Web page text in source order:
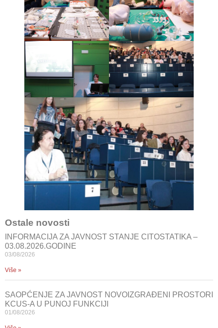
Ostale novosti
INFORMACIJA ZA JAVNOST STANJE CITOSTATIKA –
03.08.2026.GODINE
03/08/2026
Više »
SAOPĆENJE ZA JAVNOST NOVOIZGRAĐENI PROSTORI
KCUS-A U PUNOJ FUNKCIJI
01/08/2026